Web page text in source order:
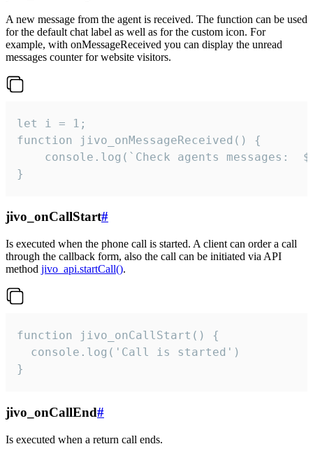
A new message from the agent is received. The function can be used
for the default chat label as well as for the custom icon. For
example, with onMessageReceived you can display the unread
messages counter for website visitors.
let i = 1;
function jivo_onMessageReceived() {
}
jivo_onCallStart#
Is executed when the phone call is started. A client can order a call
through the callback form, also the call can be initiated via API
method jivo_api.startCall().
function jivo_onCallStart() {
  console.log('Call is started')
}
jivo_onCallEnd#
Is executed when a return call ends.